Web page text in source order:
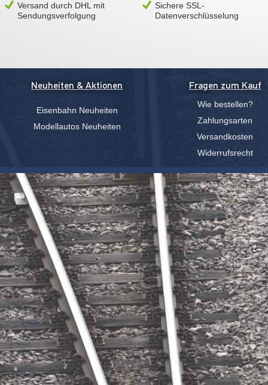
Versand durch DHL mit
Sendungsverfolgung
Sichere SSL-
Datenverschlüsselung
Neuheiten & Aktionen
Eisenbahn Neuheiten
Modellautos Neuheiten
Fragen zum Kauf
Wie bestellen?
Zahlungsarten
Versandkosten
Widerrufsrecht